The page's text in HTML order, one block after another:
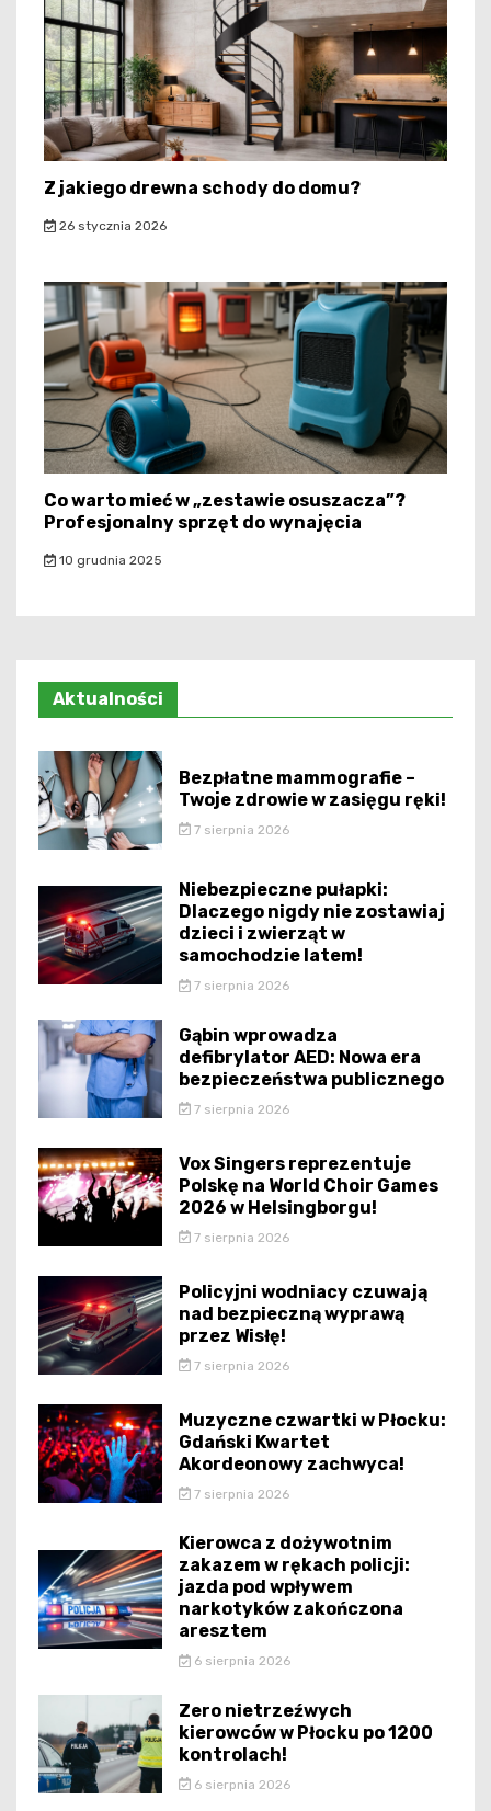
Z jakiego drewna schody do domu?
26 stycznia 2026
Co warto mieć w „zestawie osuszacza”?
Profesjonalny sprzęt do wynajęcia
10 grudnia 2025
Aktualności
Bezpłatne mammografie –
Twoje zdrowie w zasięgu ręki!
7 sierpnia 2026
Niebezpieczne pułapki:
Dlaczego nigdy nie zostawiaj
dzieci i zwierząt w
samochodzie latem!
7 sierpnia 2026
Gąbin wprowadza
defibrylator AED: Nowa era
bezpieczeństwa publicznego
7 sierpnia 2026
Vox Singers reprezentuje
Polskę na World Choir Games
2026 w Helsingborgu!
7 sierpnia 2026
Policyjni wodniacy czuwają
nad bezpieczną wyprawą
przez Wisłę!
7 sierpnia 2026
Muzyczne czwartki w Płocku:
Gdański Kwartet
Akordeonowy zachwyca!
7 sierpnia 2026
Kierowca z dożywotnim
zakazem w rękach policji:
jazda pod wpływem
narkotyków zakończona
aresztem
6 sierpnia 2026
Zero nietrzeźwych
kierowców w Płocku po 1200
kontrolach!
6 sierpnia 2026